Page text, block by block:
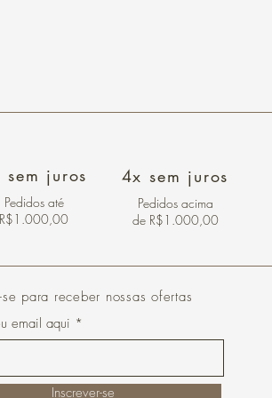
sem juros
Pedidos até
R$1.000,00
4x sem juros
Pedidos acima
de R$1.000,00
para receber nossas ofertas
email aqui
Inscrever-se